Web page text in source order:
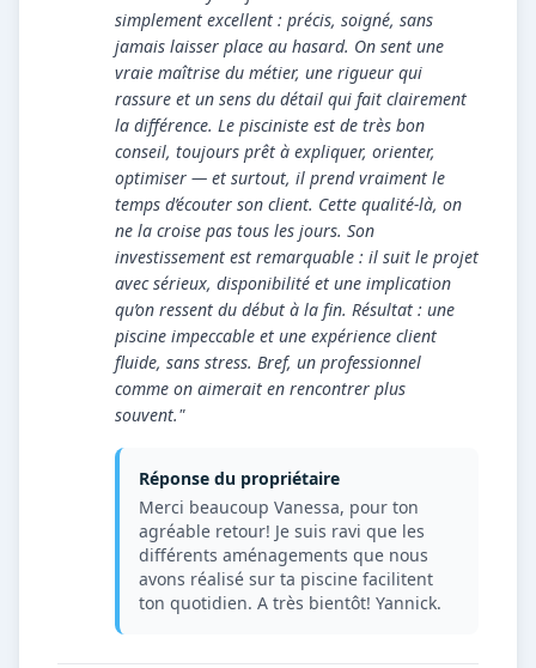
simplement excellent : précis, soigné, sans
jamais laisser place au hasard. On sent une
vraie maîtrise du métier, une rigueur qui
rassure et un sens du détail qui fait clairement
la différence. Le pisciniste est de très bon
conseil, toujours prêt à expliquer, orienter,
optimiser — et surtout, il prend vraiment le
temps d’écouter son client. Cette qualité-là, on
ne la croise pas tous les jours. Son
investissement est remarquable : il suit le projet
avec sérieux, disponibilité et une implication
qu’on ressent du début à la fin. Résultat : une
piscine impeccable et une expérience client
fluide, sans stress. Bref, un professionnel
comme on aimerait en rencontrer plus
souvent."
Réponse du propriétaire
Merci beaucoup Vanessa, pour ton
agréable retour! Je suis ravi que les
différents aménagements que nous
avons réalisé sur ta piscine facilitent
ton quotidien. A très bientôt! Yannick.